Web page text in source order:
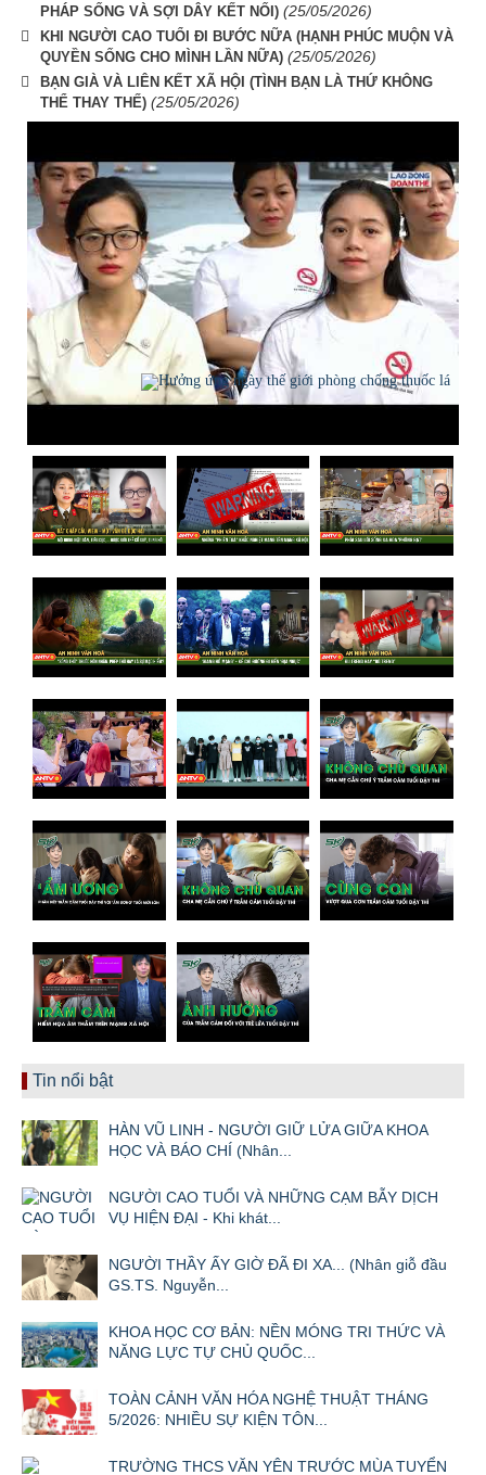
PHÁP SỐNG VÀ SỢI DÂY KẾT NỐI) (25/05/2026)
KHI NGƯỜI CAO TUỔI ĐI BƯỚC NỮA (HẠNH PHÚC MUỘN VÀ
QUYỀN SỐNG CHO MÌNH LẦN NỮA) (25/05/2026)
BẠN GIÀ VÀ LIÊN KẾT XÃ HỘI (TÌNH BẠN LÀ THỨ KHÔNG
THỂ THAY THẾ) (25/05/2026)
Tin nổi bật
HÀN VŨ LINH - NGƯỜI GIỮ LỬA GIỮA KHOA
HỌC VÀ BÁO CHÍ (Nhân...
NGƯỜI CAO TUỔI VÀ NHỮNG CẠM BẪY DỊCH
VỤ HIỆN ĐẠI - Khi khát...
NGƯỜI THẦY ẤY GIỜ ĐÃ ĐI XA... (Nhân giỗ đầu
GS.TS. Nguyễn...
KHOA HỌC CƠ BẢN: NỀN MÓNG TRI THỨC VÀ
NĂNG LỰC TỰ CHỦ QUỐC...
TOÀN CẢNH VĂN HÓA NGHỆ THUẬT THÁNG
5/2026: NHIỀU SỰ KIỆN TÔN...
TRƯỜNG THCS VĂN YÊN TRƯỚC MÙA TUYỂN